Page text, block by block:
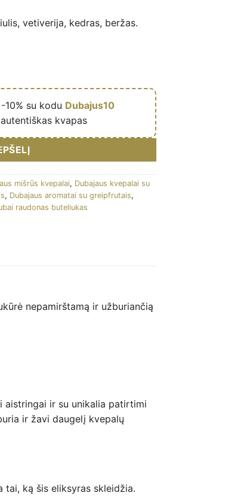
vetiverija, kedras, beržas.
-10% su kodu Dubajus10
kvapas
mišrūs kvepalai, Dubajaus kvepalai su
, Dubajaus aromatai su greipfrutais,
raudonas buteliukas
nepamirštamą ir užburiančią
aistringai ir su unikalia patirtimi
ir žavi daugelį kvepalų
ką šis eliksyras skleidžia.